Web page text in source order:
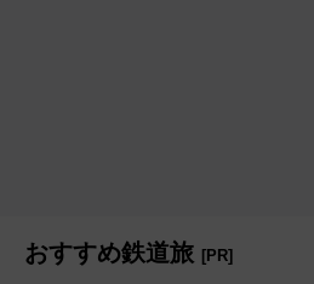
おすすめ鉄道旅 [PR]